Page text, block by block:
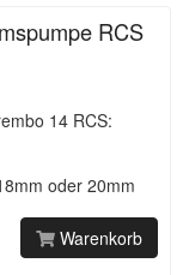
RCS
14 RCS:
oder 20mm
Warenkorb